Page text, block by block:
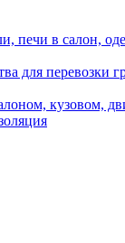
печи в салон,
для перевозки
кузовом,